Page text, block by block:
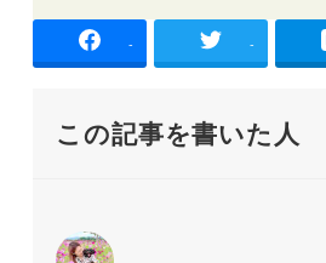
- -
この記事を書いた人